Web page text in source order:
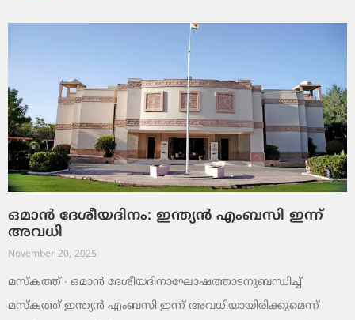
ഒമാൻ ദേശീയദിനം: ഇന്ത്യൻ എംബസി ഇന്ന്
അവധി
November 20, 2025
മസ്‌കത്ത് ∙ ഒമാൻ ദേശീയദിനാഘോഷത്താടനുബന്ധിച്ച്
മസ്‌കത്ത് ഇന്ത്യൻ എംബസി ഇന്ന് അവധിയായിരിക്കുമെന്ന്